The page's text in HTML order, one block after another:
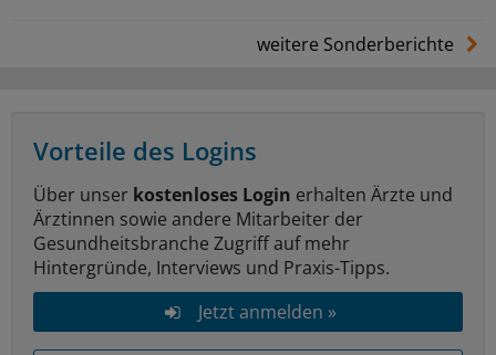
weitere Sonderberichte
Vorteile des Logins
Über unser kostenloses Login erhalten Ärzte und
Ärztinnen sowie andere Mitarbeiter der
Gesundheitsbranche Zugriff auf mehr
Hintergründe, Interviews und Praxis-Tipps.
Jetzt anmelden »